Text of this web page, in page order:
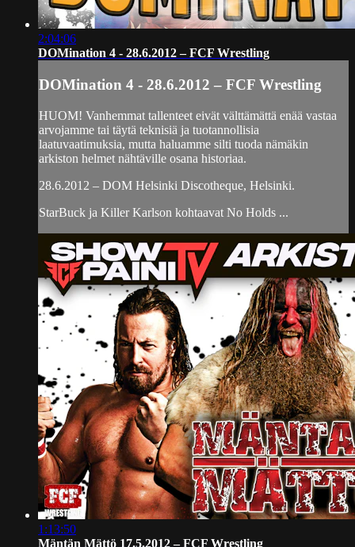
2:04:06
DOMination 4 - 28.6.2012 – FCF Wrestling
DOMination 4 - 28.6.2012 – FCF Wrestling
HUOM! Vanhemmat tallenteet eivät välttämättä enää vastaa
arvojamme tai täytä teknisiä ja tuotannollisia
laatuvaatimuksia, mutta haluamme silti tuoda nämäkin
arkiston helmet nähtäville osana historiaa.
28.6.2012 – DOM Helsinki Discotheque, Helsinki.
StarBuck ja Killer Karlson kohtaavat No Holds ...
1:13:50
Mäntän Mättö 17.5.2012 – FCF Wrestling